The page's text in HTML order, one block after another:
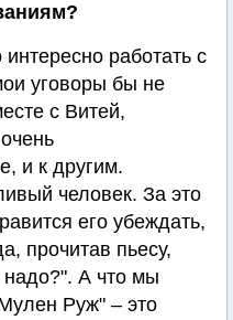
работать с
уговоры бы не
с Витей,
и к другим.
человек. За это
его убеждать,
прочитав пьесу,
надо?". А что мы
Руж" – это